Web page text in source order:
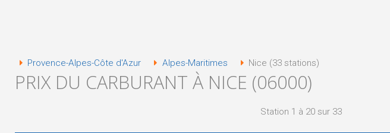
Provence-Alpes-Côte d'Azur Alpes-Maritimes Nice (33 stations)
PRIX DU CARBURANT À NICE (06000)
Station 1 à 20 sur 33